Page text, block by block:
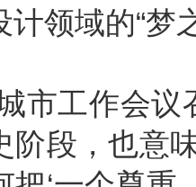
领域的“梦
工作会议
阶段，也意